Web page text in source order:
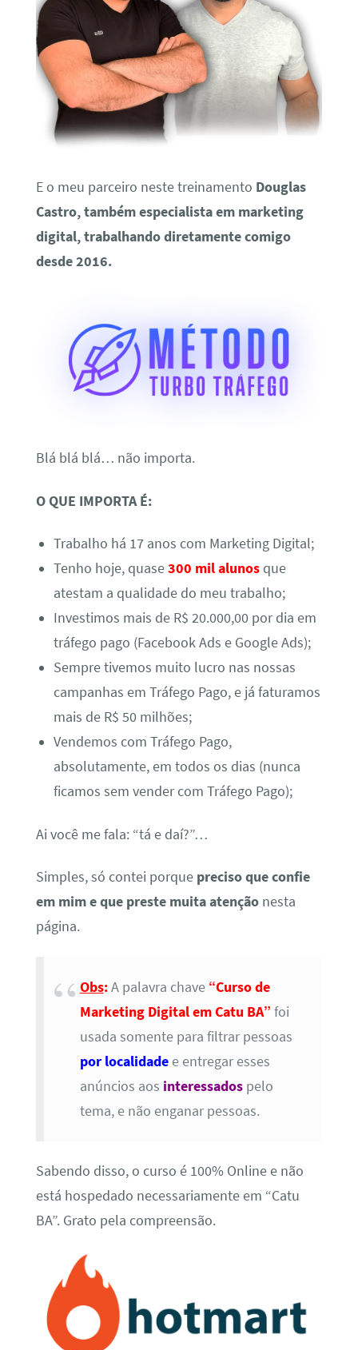
E o meu parceiro neste treinamento Douglas
Castro, também especialista em marketing
digital, trabalhando diretamente comigo
desde 2016.
Blá blá blá… não importa.
O QUE IMPORTA É:
Trabalho há 17 anos com Marketing Digital;
Tenho hoje, quase300 mil alunos que
atestam a qualidade do meu trabalho;
Investimos mais de R$ 20.000,00 por dia em
tráfego pago (Facebook Ads e Google Ads);
Sempre tivemos muito lucro nas nossas
campanhas em Tráfego Pago, e já faturamos
mais de R$ 50 milhões;
Vendemos com Tráfego Pago,
absolutamente, em todos os dias (nunca
ficamos sem vender com Tráfego Pago);
Ai você me fala: “tá e daí?”…
Simples, só contei porque preciso que confie
em mim e que preste muita atençãonesta
página.
Obs:A palavra chave “Curso de
Marketing Digital em Catu BA” foi
usada somente para filtrar pessoas
por localidadee entregar esses
anúncios aos interessadospelo
tema, e não enganar pessoas.
Sabendo disso, o curso é 100% Online e não
está hospedado necessariamente em “Catu
BA”. Grato pela compreensão.